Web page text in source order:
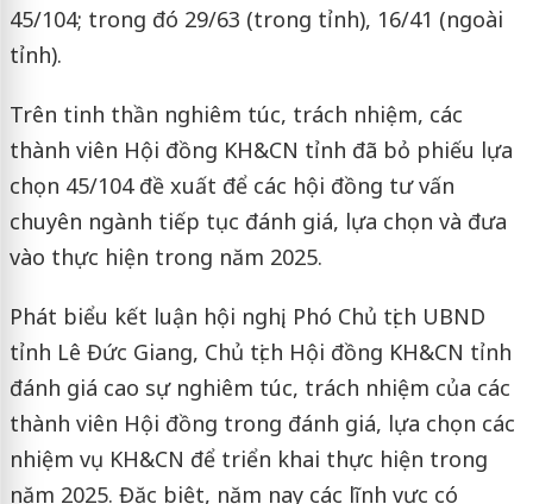
45/104; trong đó 29/63 (trong tỉnh), 16/41 (ngoài
tỉnh).
Trên tinh thần nghiêm túc, trách nhiệm, các
thành viên Hội đồng KH&CN tỉnh đã bỏ phiếu lựa
chọn 45/104 đề xuất để các hội đồng tư vấn
chuyên ngành tiếp tục đánh giá, lựa chọn và đưa
vào thực hiện trong năm 2025.
Phát biểu kết luận hội nghị, Phó Chủ tịch UBND
tỉnh Lê Đức Giang, Chủ tịch Hội đồng KH&CN tỉnh
đánh giá cao sự nghiêm túc, trách nhiệm của các
thành viên Hội đồng trong đánh giá, lựa chọn các
nhiệm vụ KH&CN để triển khai thực hiện trong
năm 2025. Đặc biệt, năm nay các lĩnh vực có